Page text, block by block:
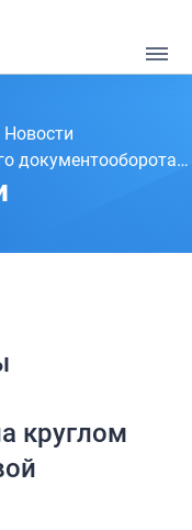
Новости
столе газеты «Деловой Петербург»
круглом